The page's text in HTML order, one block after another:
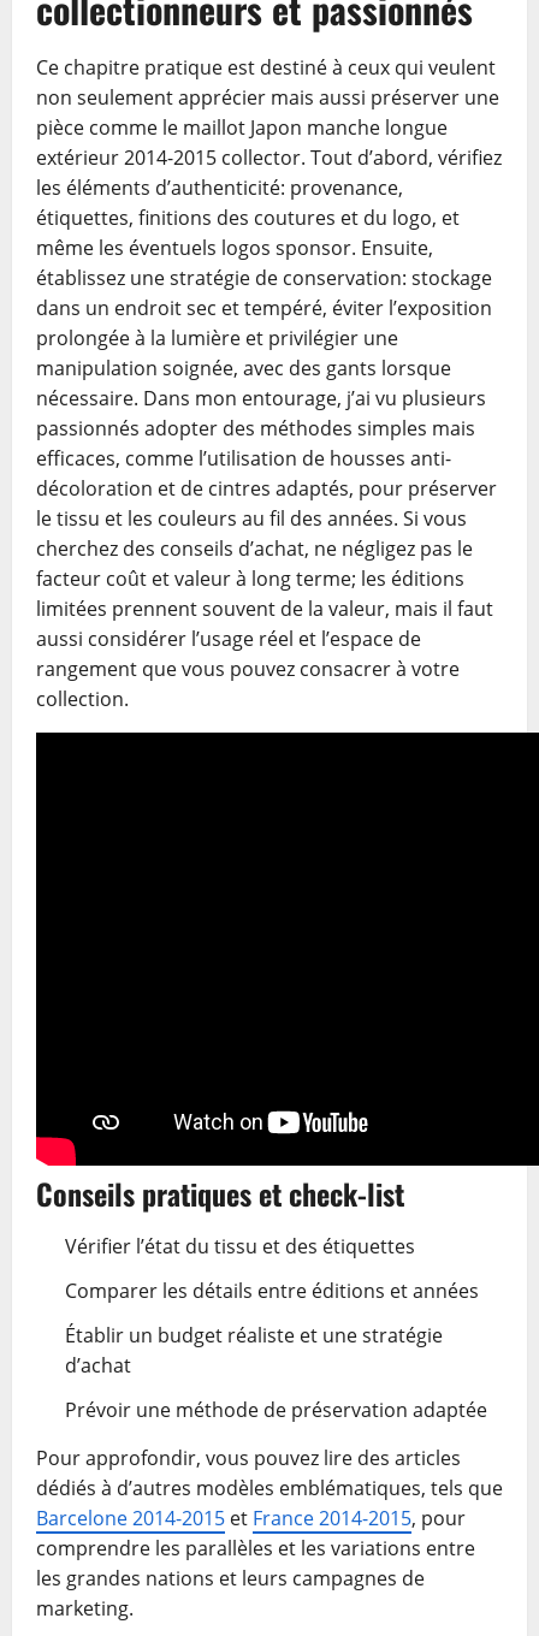
Ce chapitre pratique est destiné à ceux qui veulent
non seulement apprécier mais aussi préserver une
pièce comme le maillot Japon manche longue
extérieur 2014-2015 collector. Tout d’abord, vérifiez
les éléments d’authenticité: provenance,
étiquettes, finitions des coutures et du logo, et
même les éventuels logos sponsor. Ensuite,
établissez une stratégie de conservation: stockage
dans un endroit sec et tempéré, éviter l’exposition
prolongée à la lumière et privilégier une
manipulation soignée, avec des gants lorsque
nécessaire. Dans mon entourage, j’ai vu plusieurs
passionnés adopter des méthodes simples mais
efficaces, comme l’utilisation de housses anti-
décoloration et de cintres adaptés, pour préserver
le tissu et les couleurs au fil des années. Si vous
cherchez des conseils d’achat, ne négligez pas le
facteur coût et valeur à long terme; les éditions
limitées prennent souvent de la valeur, mais il faut
aussi considérer l’usage réel et l’espace de
rangement que vous pouvez consacrer à votre
collection.
Conseils pratiques et check-list
Vérifier l’état du tissu et des étiquettes
Comparer les détails entre éditions et années
Établir un budget réaliste et une stratégie
d’achat
Prévoir une méthode de préservation adaptée
Pour approfondir, vous pouvez lire des articles
dédiés à d’autres modèles emblématiques, tels que
Barcelone 2014-2015 et France 2014-2015, pour
comprendre les parallèles et les variations entre
les grandes nations et leurs campagnes de
marketing.